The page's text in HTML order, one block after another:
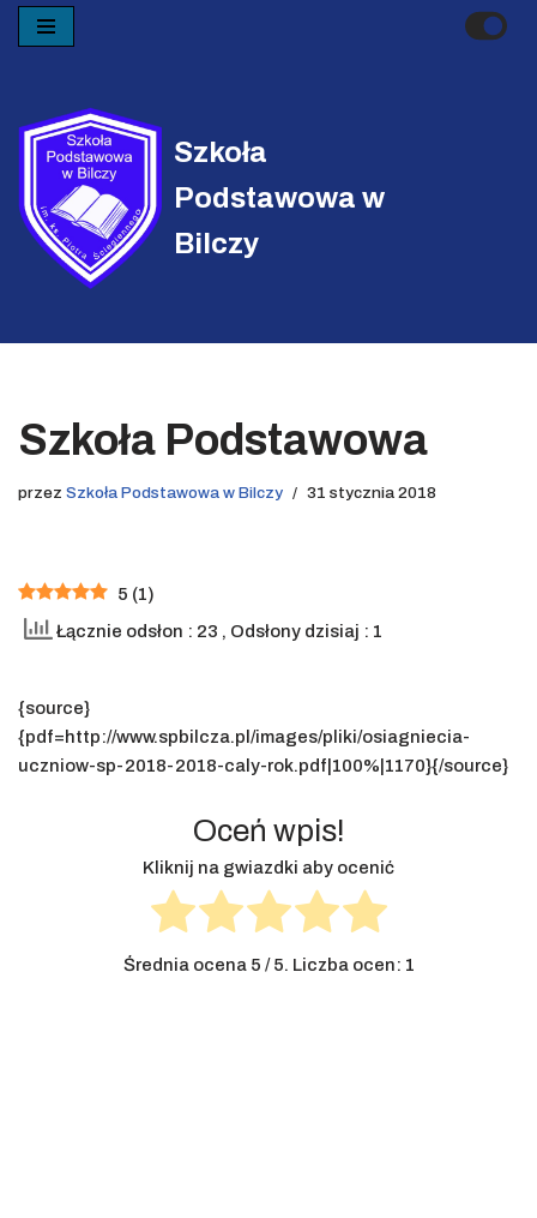
treści
Szkoła
Podstawowa w
Bilczy
Szkoła Podstawowa
przez Szkoła Podstawowa w Bilczy 31 stycznia 2018
5 (1)
Łącznie odsłon : 23 , Odsłony dzisiaj : 1
{source}
{pdf=http://www.spbilcza.pl/images/pliki/osiagniecia-
uczniow-sp-2018-2018-caly-rok.pdf|100%|1170}{/source}
Oceń wpis!
Kliknij na gwiazdki aby ocenić
Średnia ocena 5 / 5. Liczba ocen: 1